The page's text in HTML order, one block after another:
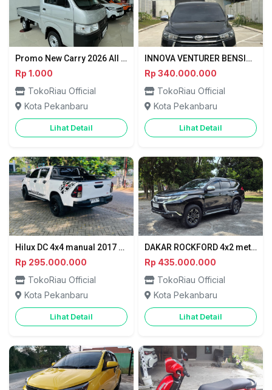
Promo New Carry 2026 All Type – Tangguh & Irit-Pekanbaru
Rp 1.000
TokoRiau Official
Kota Pekanbaru
Lihat Detail
INNOVA VENTURER BENSIN MANUAL 2019 / Pekanbaru
Rp 340.000.000
TokoRiau Official
Kota Pekanbaru
Lihat Detail
Hilux DC 4x4 manual 2017 2KD Vnt Turbo / PEKANBARU
Rp 295.000.000
TokoRiau Official
Kota Pekanbaru
Lihat Detail
DAKAR ROCKFORD 4x2 metik diesel 2018 PEKANBARU
Rp 435.000.000
TokoRiau Official
Kota Pekanbaru
Lihat Detail